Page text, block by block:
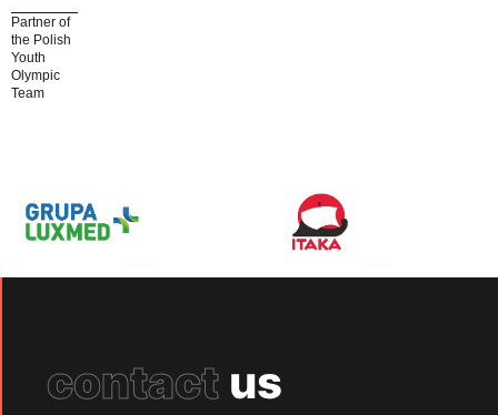
Partner of
the Polish
Youth
Olympic
Team
contact us